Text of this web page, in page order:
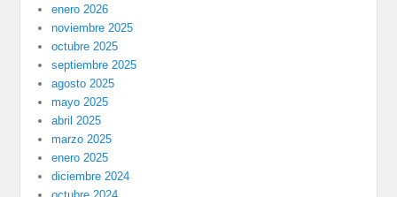
enero 2026
noviembre 2025
octubre 2025
septiembre 2025
agosto 2025
mayo 2025
abril 2025
marzo 2025
enero 2025
diciembre 2024